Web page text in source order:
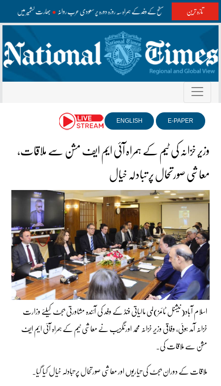
تازہ ترین وزیراعظم اعلیٰ سطح کے وفد کے ہمراہ سہ روزہ دورہ پر سعودی عرب روانہ بھارت کشمیر میں غلط
E-PAPER
ENGLISH
وزیر خزانہ کی ٹیم کے ہمراہ آئی ایم ایف مشن سے ملاقات،
معاشی صورتحال پر تبادلہ خیال
اسلام آباد(نیشنل ٹائمز)لمی مالیاتی فنڈ کے وفد کی آئندہ مشاورتی بجٹ کیلئے وزارت
خزانہ آمد ہوئی، وفاقی وزیر خزانہ محمد اورنگزیب نے معاشی ٹیم کے ہمراہ آئی ایم ایف
مشن سے ملاقات کی۔
ملاقات کے دوران بجٹ کی تیاریوں اور معاشی صورتحال پر تبادلہ خیال کیا گیا۔